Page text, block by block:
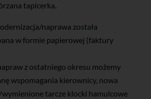
tapicerka.
naprawa została
w formie papierowej (faktury
z ostatniego okresu możemy
wspomagania kierownicy, nowa
tarcze klocki hamulcowe